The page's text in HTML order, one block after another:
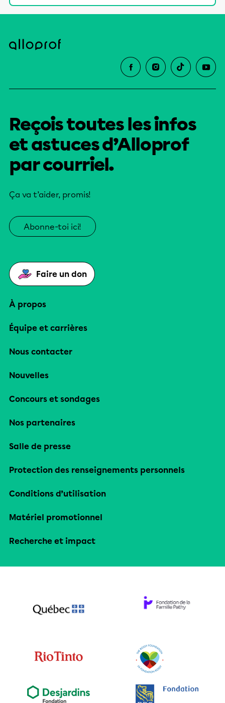
Reçois toutes les infos
et astuces d’Alloprof
par courriel.
Ça va t’aider, promis!
Abonne-toi ici!
Faire un don
À propos
Équipe et carrières
Nous contacter
Nouvelles
Concours et sondages
Nos partenaires
Salle de presse
Protection des renseignements personnels
Conditions d’utilisation
Matériel promotionnel
Recherche et impact